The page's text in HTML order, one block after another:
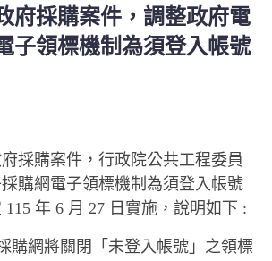
府採購案件，調整政府電
子領標機制為須登入帳號
採購案件，行政院公共工程委員
購網電子領標機制為須登入帳號
年 6 月 27 日實施，說明如下 :
購網將關閉「未登入帳號」之領標